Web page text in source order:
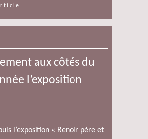
aux côtés du
l’exposition
l’exposition « Renoir père et